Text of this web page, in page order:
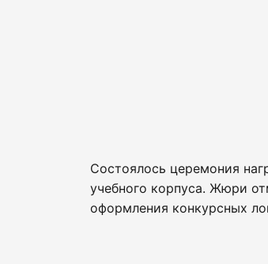
Состоялось церемония
учебного корпуса. Жюри
оформления конкурсных